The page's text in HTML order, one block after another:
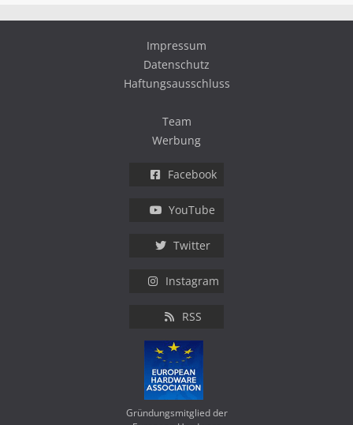
Impressum
Datenschutz
Haftungsausschluss
Team
Werbung
Facebook
YouTube
Twitter
Instagram
RSS
Gründungsmitglied der